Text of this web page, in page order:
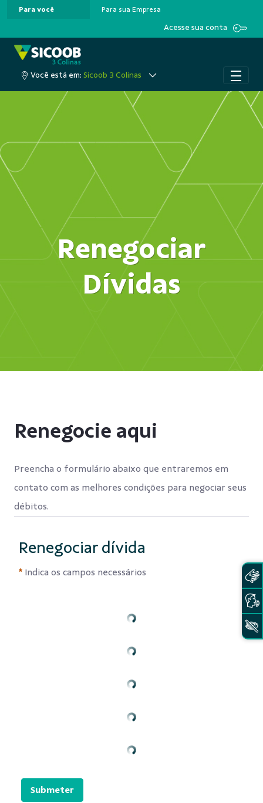
Pular para o Conteúdo principal
Para você Para sua Empresa
Acesse sua conta
Você está em: Sicoob 3 Colinas
Renegociar
Dívidas
Renegocie aqui
Preencha o formulário abaixo que entraremos em
contato com as melhores condições para negociar seus
débitos.
Renegociar dívida
Indica os campos necessários
Submeter